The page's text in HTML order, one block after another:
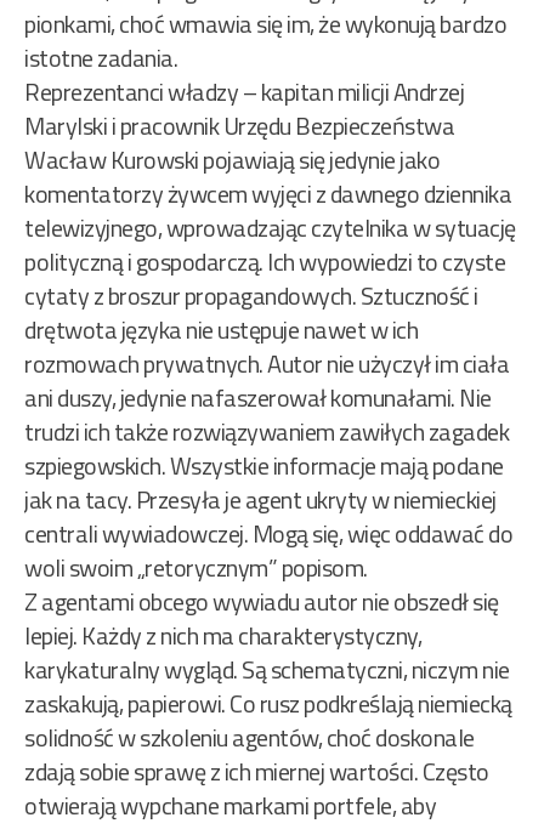
pionkami, choć wmawia się im, że wykonują bardzo
istotne zadania.
Reprezentanci władzy – kapitan milicji Andrzej
Marylski i pracownik Urzędu Bezpieczeństwa
Wacław Kurowski pojawiają się jedynie jako
komentatorzy żywcem wyjęci z dawnego dziennika
telewizyjnego, wprowadzając czytelnika w sytuację
polityczną i gospodarczą. Ich wypowiedzi to czyste
cytaty z broszur propagandowych. Sztuczność i
drętwota języka nie ustępuje nawet w ich
rozmowach prywatnych. Autor nie użyczył im ciała
ani duszy, jedynie nafaszerował komunałami. Nie
trudzi ich także rozwiązywaniem zawiłych zagadek
szpiegowskich. Wszystkie informacje mają podane
jak na tacy. Przesyła je agent ukryty w niemieckiej
centrali wywiadowczej. Mogą się, więc oddawać do
woli swoim „retorycznym” popisom.
Z agentami obcego wywiadu autor nie obszedł się
lepiej. Każdy z nich ma charakterystyczny,
karykaturalny wygląd. Są schematyczni, niczym nie
zaskakują, papierowi. Co rusz podkreślają niemiecką
solidność w szkoleniu agentów, choć doskonale
zdają sobie sprawę z ich miernej wartości. Często
otwierają wypchane markami portfele, aby